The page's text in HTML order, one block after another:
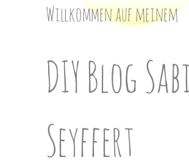
Willkommen auf meinem
DIY Blog
Seyffert